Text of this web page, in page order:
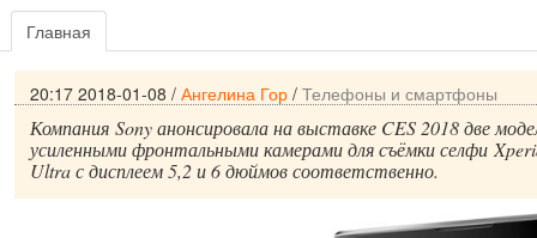
Главная
20:17 2018-01-08 / Ангелина Гор / Телефоны и смартфоны
Компания Sony анонсировала на выставке CES 2018 две
усиленными фронтальными камерами для съёмки селфи
Ultra с дисплеем 5,2 и 6 дюймов соответственно.